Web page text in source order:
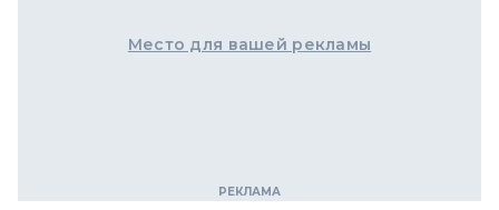
Место для вашей рекламы